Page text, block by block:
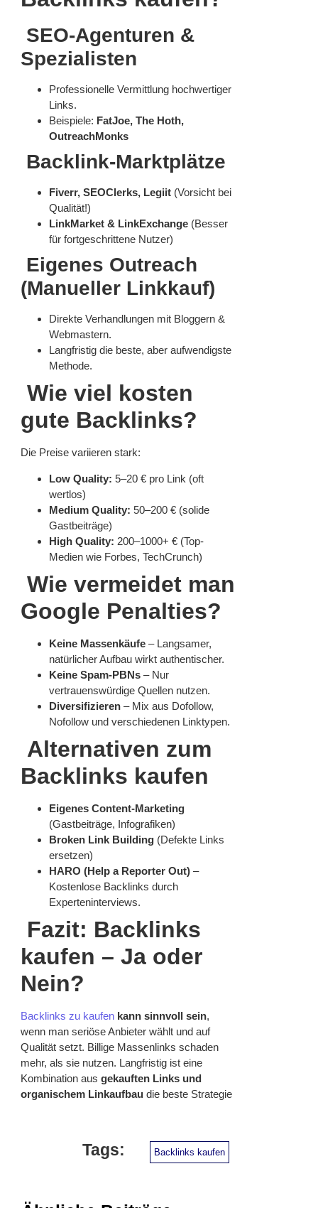
SEO-Agenturen &
Spezialisten
Professionelle Vermittlung hochwertiger
Links.
Beispiele: FatJoe, The Hoth,
OutreachMonks
Backlink-Marktplätze
Fiverr, SEOClerks, Legiit (Vorsicht bei
Qualität!)
LinkMarket & LinkExchange (Besser
für fortgeschrittene Nutzer)
Eigenes Outreach
(Manueller Linkkauf)
Direkte Verhandlungen mit Bloggern &
Webmastern.
Langfristig die beste, aber aufwendigste
Methode.
Wie viel kosten
gute Backlinks?
Die Preise variieren stark:
Low Quality: 5–20 € pro Link (oft
wertlos)
Medium Quality: 50–200 € (solide
Gastbeiträge)
High Quality: 200–1000+ € (Top-
Medien wie Forbes, TechCrunch)
Wie vermeidet man
Google Penalties?
Keine Massenkäufe – Langsamer,
natürlicher Aufbau wirkt authentischer.
Keine Spam-PBNs – Nur
vertrauenswürdige Quellen nutzen.
Diversifizieren – Mix aus Dofollow,
Nofollow und verschiedenen Linktypen.
Alternativen zum
Backlinks kaufen
Eigenes Content-Marketing
(Gastbeiträge, Infografiken)
Broken Link Building (Defekte Links
ersetzen)
HARO (Help a Reporter Out) –
Kostenlose Backlinks durch
Experteninterviews.
Fazit: Backlinks
kaufen – Ja oder
Nein?
Backlinks zu kaufen kann sinnvoll sein,
wenn man seriöse Anbieter wählt und auf
Qualität setzt. Billige Massenlinks schaden
mehr, als sie nutzen. Langfristig ist eine
Kombination aus gekauften Links und
organischem Linkaufbau die beste Strategie
Tags: Backlinks kaufen